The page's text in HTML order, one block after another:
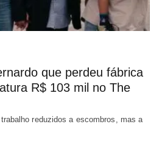
que perdeu fábrica
R$ 103 mil no The
reduzidos a escombros, mas a